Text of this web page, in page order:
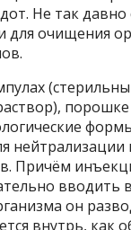
Не так давно
для очищения
порошке
Причём
он
внутрь, как